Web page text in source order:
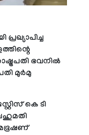
പ്രഖ്യാപിച്ച
ഭവനില്‍
മുര്‍മു
കെ ടി